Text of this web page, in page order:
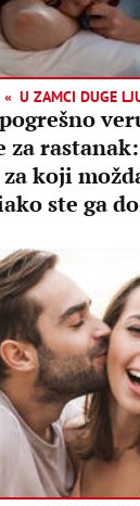
U ZAMCI DUGE
za
koji
ste ga